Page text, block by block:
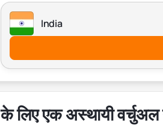
India
के लिए एक अस्थायी